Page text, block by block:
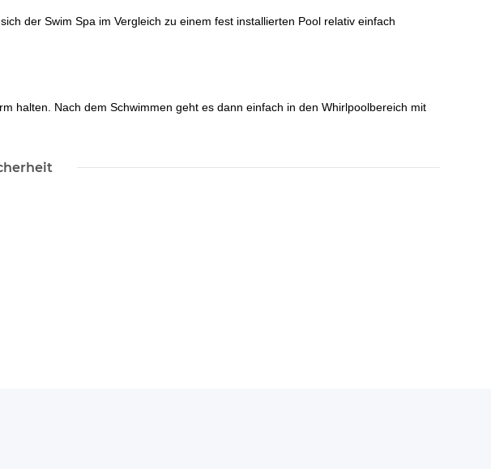
der Swim Spa im Vergleich zu einem fest installierten Pool relativ einfach
halten. Nach dem Schwimmen geht es dann einfach in den Whirlpoolbereich mit